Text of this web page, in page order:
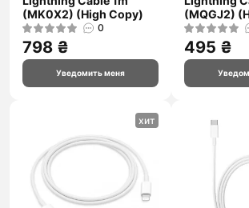
(MK0X2) (High Copy)
0
798 ₴
Уведомить меня
(MQGJ2)
495 ₴
хит